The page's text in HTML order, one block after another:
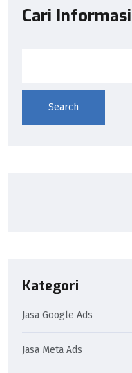
Cari Informasi
Search
Kategori
Jasa Google Ads
Jasa Meta Ads